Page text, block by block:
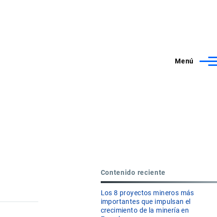
Menú
Contenido reciente
Los 8 proyectos mineros más
importantes que impulsan el
crecimiento de la minería en